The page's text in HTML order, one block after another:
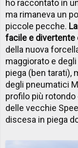
ho raccontato in
ma rimaneva un
piccole pecche.
facile e divertente
della nuova
maggiorato e
piega (ben tarati),
degli pneumatici
profilo più rotondo
delle vecchie
discesa in piega